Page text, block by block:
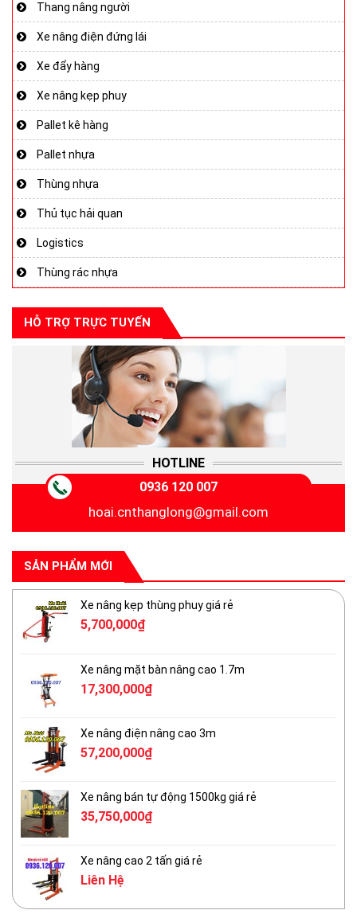
Thang nâng người
Xe nâng điện đứng lái
Xe đẩy hàng
Xe nâng kẹp phuy
Pallet kê hàng
Pallet nhựa
Thùng nhựa
Thủ tục hải quan
Logistics
Thùng rác nhựa
HỖ TRỢ TRỰC TUYẾN
HOTLINE
0936 120 007
hoai.cnthanglong@gmail.com
SẢN PHẨM MỚI
Xe nâng kẹp thùng phuy giá rẻ
5,700,000₫
Xe nâng mặt bàn nâng cao 1.7m
17,300,000₫
Xe nâng điện nâng cao 3m
57,200,000₫
Xe nâng bán tự động 1500kg giá rẻ
35,750,000₫
Xe nâng cao 2 tấn giá rẻ
Liên Hệ